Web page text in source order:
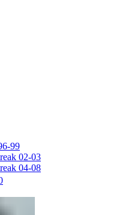
99
02-03
04-08